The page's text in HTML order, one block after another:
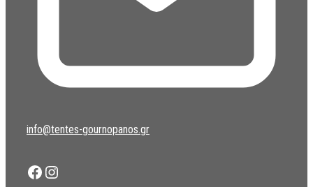
info@tentes-gournopanos.gr
Facebook
Instagram